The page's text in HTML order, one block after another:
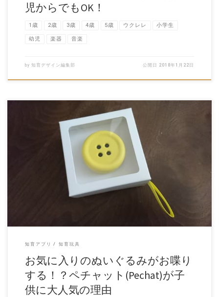
児からでもOK！
1歳 2歳 3歳 4歳 5歳 ウクレレ 小学生
幼児 楽器 音楽
by 知育デザイン編集部 公開日 2018年1月22日
ペチャット(Pechat)とは？ ぬいぐるみにつけるボタン型スピーカーで、
子供のお気に入りのぬいぐる […]
知育アプリ 知育玩具
お気に入りのぬいぐるみがお喋り
する！？ペチャット(Pechat)が子
供に大人気の理由